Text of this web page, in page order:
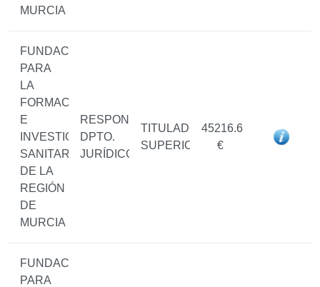
MURCIA
FUNDACIÓN
PARA
LA
FORMACIÓN
E
INVESTIGACIÓN
SANITARIAS
DE LA
REGIÓN
DE
MURCIA
RESPONSABLE
DPTO.
JURÍDICO
TITULADO/A
SUPERIOR
45216.6
€
FUNDACIÓN
PARA